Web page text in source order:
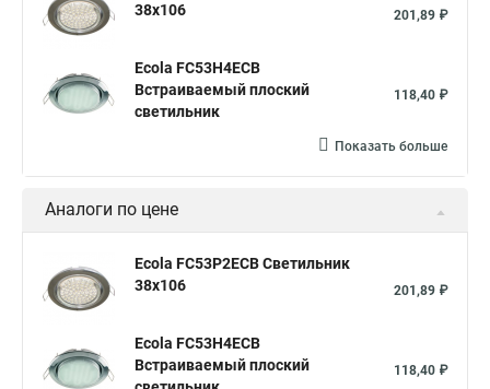
38x106
201,89 ₽
Ecola FC53H4ECB
Встраиваемый плоский
светильник
118,40 ₽
Показать больше
Аналоги по цене
Ecola FC53P2ECB Светильник
38x106
201,89 ₽
Ecola FC53H4ECB
Встраиваемый плоский
118,40 ₽